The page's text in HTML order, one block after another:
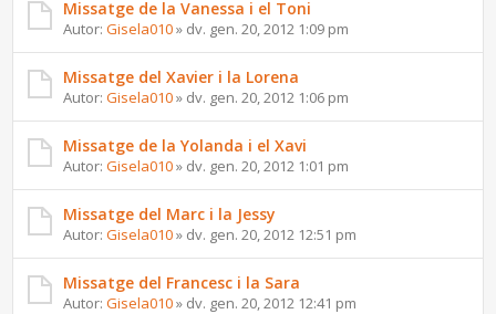
Missatge de la Vanessa i el Toni
Autor:Gisela010» dv. gen. 20, 2012 1:09 pm
Missatge del Xavier i la Lorena
Autor:Gisela010» dv. gen. 20, 2012 1:06 pm
Missatge de la Yolanda i el Xavi
Autor:Gisela010» dv. gen. 20, 2012 1:01 pm
Missatge del Marc i la Jessy
Autor:Gisela010» dv. gen. 20, 2012 12:51 pm
Missatge del Francesc i la Sara
Autor:Gisela010» dv. gen. 20, 2012 12:41 pm